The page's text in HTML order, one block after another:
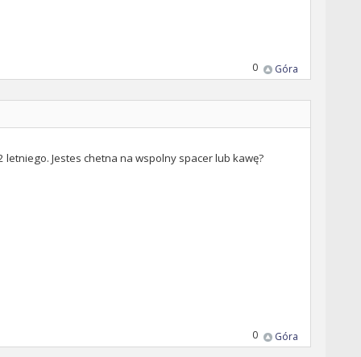
Góra
0
Jestes chetna na wspolny spacer lub kawę?
Góra
0